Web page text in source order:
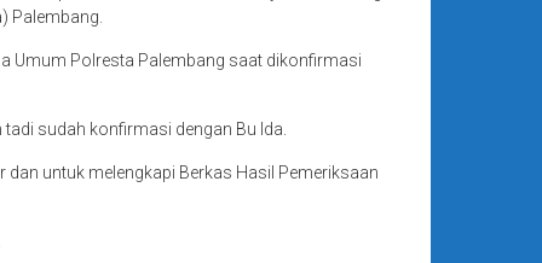
Palembang.
Umum Polresta Palembang saat dikonfirmasi
sudah konfirmasi dengan Bu Ida.
untuk melengkapi Berkas Hasil Pemeriksaan